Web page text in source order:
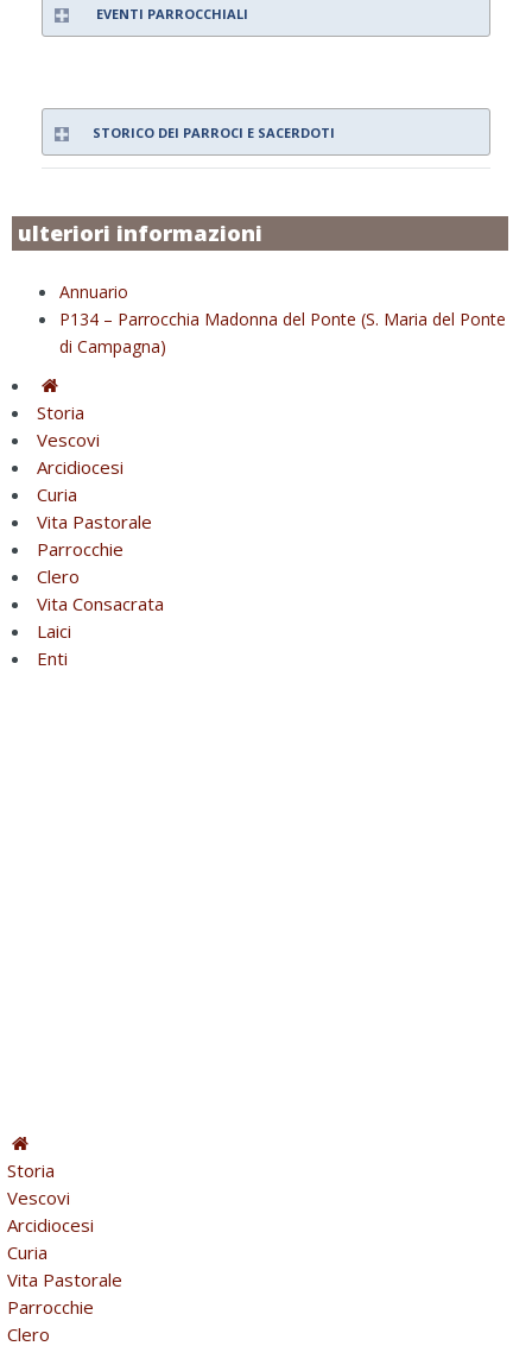
EVENTI PARROCCHIALI
STORICO DEI PARROCI E SACERDOTI
ulteriori informazioni
Annuario
P134 – Parrocchia Madonna del Ponte (S. Maria del Ponte
di Campagna)
Storia
Vescovi
Arcidiocesi
Curia
Vita Pastorale
Parrocchie
Clero
Vita Consacrata
Laici
Enti
Storia
Vescovi
Arcidiocesi
Curia
Vita Pastorale
Parrocchie
Clero